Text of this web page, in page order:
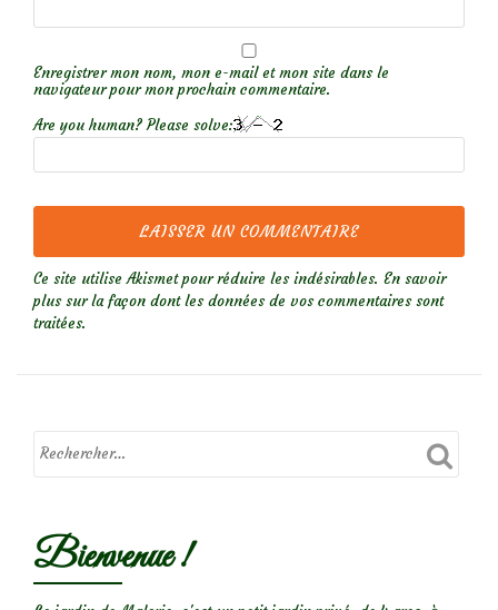
Enregistrer mon nom, mon e-mail et mon site dans le
navigateur pour mon prochain commentaire.
Are you human? Please solve:
Ce site utilise Akismet pour réduire les indésirables. En savoir
plus sur la façon dont les données de vos commentaires sont
traitées.
Bienvenue !